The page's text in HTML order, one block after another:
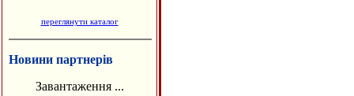
переглянути каталог
Новини партнерів
Завантаження ...